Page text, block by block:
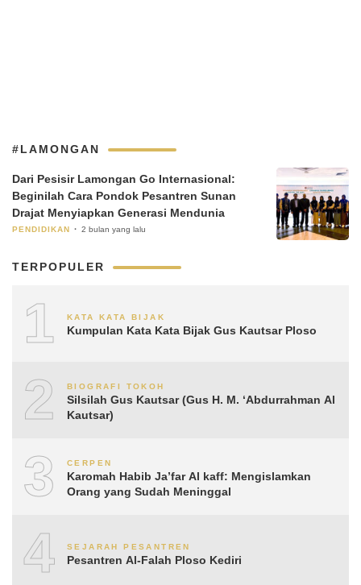
#LAMONGAN
Dari Pesisir Lamongan Go Internasional:
Beginilah Cara Pondok Pesantren Sunan
Drajat Menyiapkan Generasi Mendunia
PENDIDIKAN 2 bulan yang lalu
TERPOPULER
1 KATA KATA BIJAK
Kumpulan Kata Kata Bijak Gus Kautsar Ploso
2 BIOGRAFI TOKOH
Silsilah Gus Kautsar (Gus H. M. ‘Abdurrahman Al
Kautsar)
3 CERPEN
Karomah Habib Ja’far Al kaff: Mengislamkan
Orang yang Sudah Meninggal
4 SEJARAH PESANTREN
Pesantren Al-Falah Ploso Kediri